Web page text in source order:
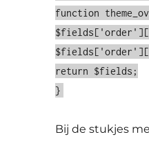
function
return $fields;
}
Bij de stukjes